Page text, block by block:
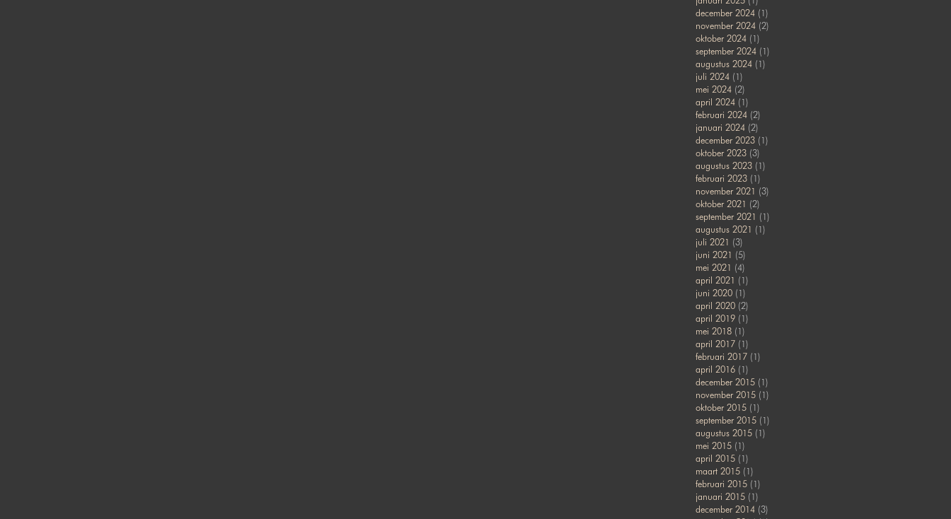
december 2024(1)
november 2024(2)
oktober 2024(1)
september 2024(1)
augustus 2024(1)
juli 2024(1)
mei 2024(2)
april 2024(1)
februari 2024(2)
januari 2024(2)
december 2023(1)
oktober 2023(3)
augustus 2023(1)
februari 2023(1)
november 2021 (3)
oktober 2021 (2)
september 2021 (1)
augustus 2021 (1)
juli 2021 (3)
juni 2021 (5)
mei 2021 (4)
april 2021 (1)
juni 2020(1)
april 2020(2)
april 2019(1)
mei 2018(1)
april 2017(1)
februari 2017(1)
april 2016(1)
december 2015(1)
november 2015(1)
oktober 2015(1)
september 2015(1)
augustus 2015(1)
mei 2015(1)
april 2015(1)
maart 2015(1)
februari 2015(1)
januari 2015(1)
december 2014(3)